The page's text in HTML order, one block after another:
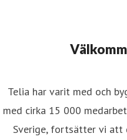
Telia har varit med och
med cirka 15 000
Sverige, fortsätter vi att